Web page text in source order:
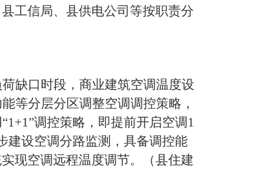
县工信局、 县供电公司等按职责分
缺口时段，商业建筑空调温度设
等分层分区调整空调调控策略，
1+1”调控策略，即提前开启空调 1
建设空调分路监测，具备调控能
现空调远程温度调节。
（县住建